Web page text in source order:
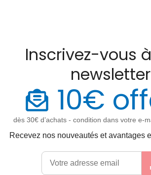
Inscrivez-vous
newsletter
10€
dès 30€ d’achats - condition dans votre e-
Recevez nos nouveautés et avantages